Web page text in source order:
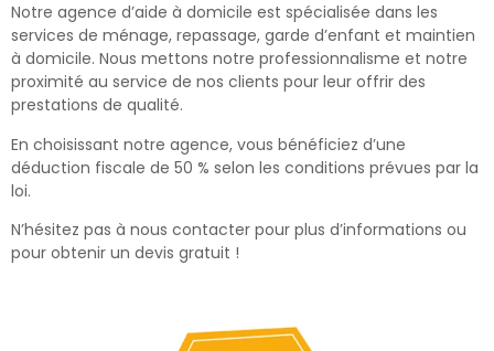
Notre agence d’aide à domicile est spécialisée dans les
services de ménage, repassage, garde d’enfant et maintien
à domicile. Nous mettons notre professionnalisme et notre
proximité au service de nos clients pour leur offrir des
prestations de qualité.
En choisissant notre agence, vous bénéficiez d’une
déduction fiscale de 50 % selon les conditions prévues par la
loi.
N’hésitez pas à nous contacter pour plus d’informations ou
pour obtenir un devis gratuit !